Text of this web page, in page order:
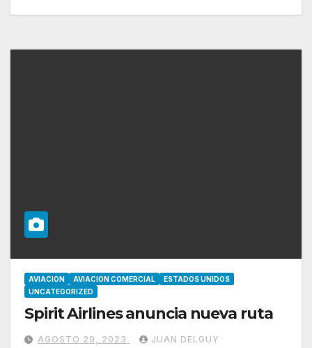
AVIACION AVIACION COMERCIAL
ESTADOS UNIDOS
UNCATEGORIZED
Spirit Airlines anuncia nueva ruta
AGOSTO 29, 2023 JUAN DELGUY